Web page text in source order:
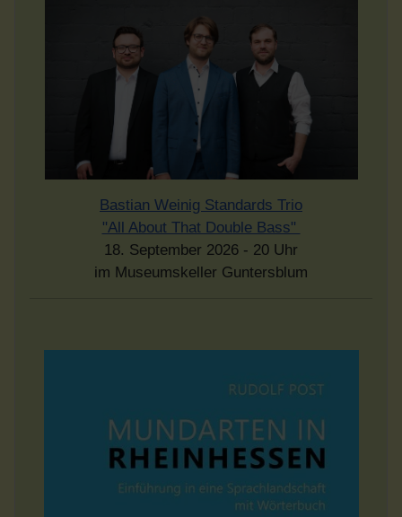
Bastian Weinig Standards Trio
"All About That Double Bass"
18. September 2026 - 20 Uhr
im Museumskeller Guntersblum